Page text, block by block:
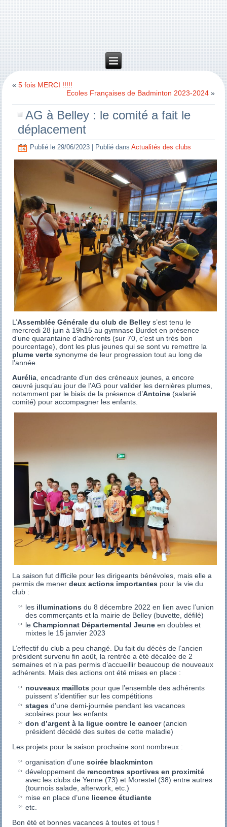
«5 fois MERCI !!!!!
Ecoles Françaises de Badminton 2023-2024»
AG à Belley : le comité a fait le
déplacement
Publié le 29/06/2023 Publié dans Actualités des clubs
L’Assemblée Générale du club de Belley s’est tenu le
mercredi 28 juin à 19h15 au gymnase Burdet en présence
d’une quarantaine d’adhérents (sur 70, c’est un très bon
pourcentage), dont les plus jeunes qui se sont vu remettre la
plume verte synonyme de leur progression tout au long de
l’année.
Aurélia, encadrante d’un des créneaux jeunes, a encore
œuvré jusqu’au jour de l’AG pour valider les dernières plumes,
notamment par le biais de la présence d’Antoine (salarié
comité) pour accompagner les enfants.
La saison fut difficile pour les dirigeants bénévoles, mais elle a
permis de menerdeux actions importantes pour la vie du
club :
les illuminations du 8 décembre 2022 en lien avec l’union
des commerçants et la mairie de Belley (buvette, défilé)
leChampionnat Départemental Jeune en doubles et
mixtes le 15 janvier 2023
L’effectif du club a peu changé. Du fait du décès de l’ancien
président survenu fin août, la rentrée a été décalée de 2
semaines et n’a pas permis d’accueillir beaucoup de nouveaux
adhérents. Mais des actions ont été mises en place :
nouveaux maillots pour que l’ensemble des adhérents
puissent s’identifier sur les compétitions
stages d’une demi-journée pendant les vacances
scolaires pour les enfants
don d’argent à la ligue contre le cancer(ancien
président décédé des suites de cette maladie)
Les projets pour la saison prochaine sont nombreux :
organisation d’unesoirée blackminton
développement de rencontres sportives en proximité
avec les clubs de Yenne (73) et Morestel (38) entre autres
(tournois salade, afterwork, etc.)
mise en place d’une licence étudiante
etc.
Bon été et bonnes vacances à toutes et tous !